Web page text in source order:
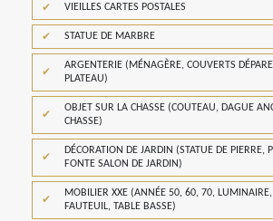
VIEILLES CARTES POSTALES
STATUE DE MARBRE
ARGENTERIE (MÉNAGÈRE, COUVERTS
PLATEAU)
OBJET SUR LA CHASSE (COUTEAU, DAGUE
CHASSE)
DÉCORATION DE JARDIN (STATUE DE PIERRE,
FONTE SALON DE JARDIN)
MOBILIER XXE (ANNÉE 50, 60, 70,
FAUTEUIL, TABLE BASSE)